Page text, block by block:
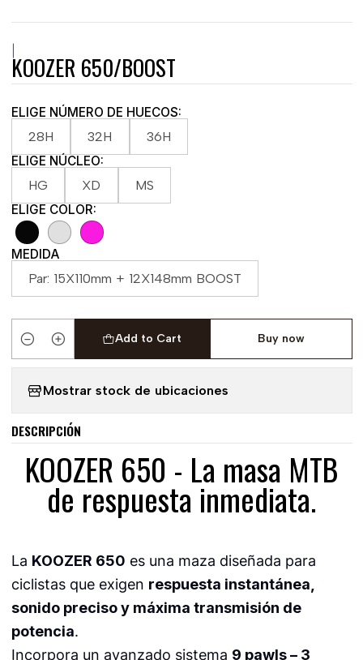
KOOZER 650/BOOST
ELIGE NÚMERO DE HUECOS:
28H
32H
36H
ELIGE NÚCLEO:
HG
XD
MS
ELIGE COLOR:
MEDIDA
Par: 15X110mm + 12X148mm BOOST
Quantity
Add to Cart Buy now
Mostrar stock de ubicaciones
DESCRIPCIÓN
KOOZER 650 - La masa MTB
de respuesta inmediata.
La KOOZER 650 es una maza diseñada para
ciclistas que exigen respuesta instantánea,
sonido preciso y máxima transmisión de
potencia.
Incorpora un avanzado sistema 9 pawls – 3